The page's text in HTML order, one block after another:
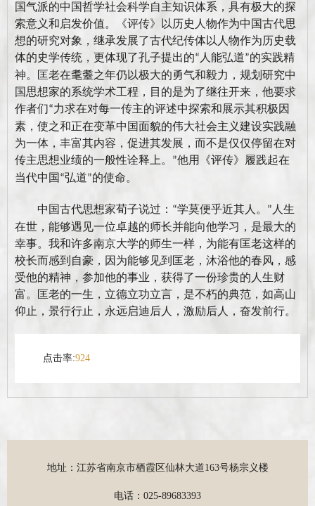
国气派的中国哲学社会科学自主知识体系，具有极大的探
索意义和启发价值。《评传》以历史人物作为中国古代思
想的研究对象，继承发展了古代纪传体以人物作为历史载
体的史学传统，更体现了孔子提出的“ 人能弘道”的实践精
神。匡老在耄耋之年仍以极大的勇气和毅力，规划研究中
国思想家的系统学术工程，目的是为了继往开来，他要求
作者们“力求在对每一传主的评述中探索和展示其积极因
素，使之和正在变革中国面貌的伟大社会主义建设实践融
为一体，丰富其内容，促进其发展，而不是仅仅停留在对
传主思想业绩的一般性诠释上。 ”他用《评传》履践起在
当代中国 “弘道”的使命。
中国古代思想家荀子说过： “学莫便乎近其人。 ” 人生
在世，能够遇见一位卓越的师长并能向他学习，是最大的
幸事。我和许多南京大学的师生一样，为能有匡老这样的
校长而感到自豪，因为能够见到匡老，沐浴他的春风，感
受他的精神，参加他的事业，获得了一份珍贵的人生财
富。匡老的一生，立德立功立言，是不朽的典范，如高山
仰止，景行行止，永远启迪后人，激励后人，奋发前行。
点击率:924
地址：江苏省南京市栖霞区仙林大道163号杨宗义楼
电话：025-89683393